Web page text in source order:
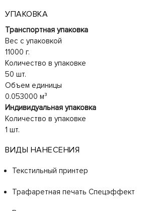
УПАКОВКА
Транспортная упаковка
Вес с упаковкой
11000 г.
Количество в упаковке
50 шт.
Объем единицы
0.053000 м³
Индивидуальная упаковка
Количество в упаковке
1 шт.
ВИДЫ НАНЕСЕНИЯ
Текстильный принтер
Трафаретная печать Спецэффект